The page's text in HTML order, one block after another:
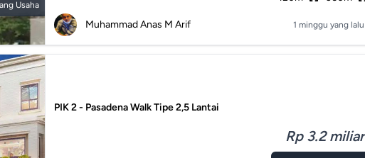
Usaha
Muhammad Anas M Arif 1 minggu yang lalu
PIK 2 - Pasadena Walk Tipe 2,5 Lantai
Rp 3.2 miliar